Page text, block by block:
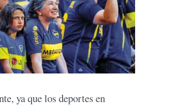
ya que los deportes en